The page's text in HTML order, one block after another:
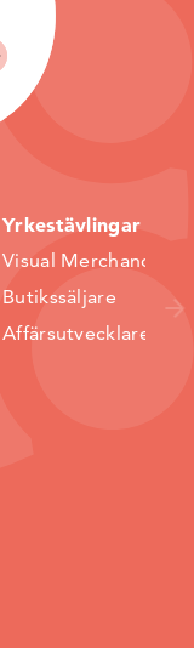
Yrkestävlingar
Visual Merchandiser
Butikssäljare
Affärsutvecklare